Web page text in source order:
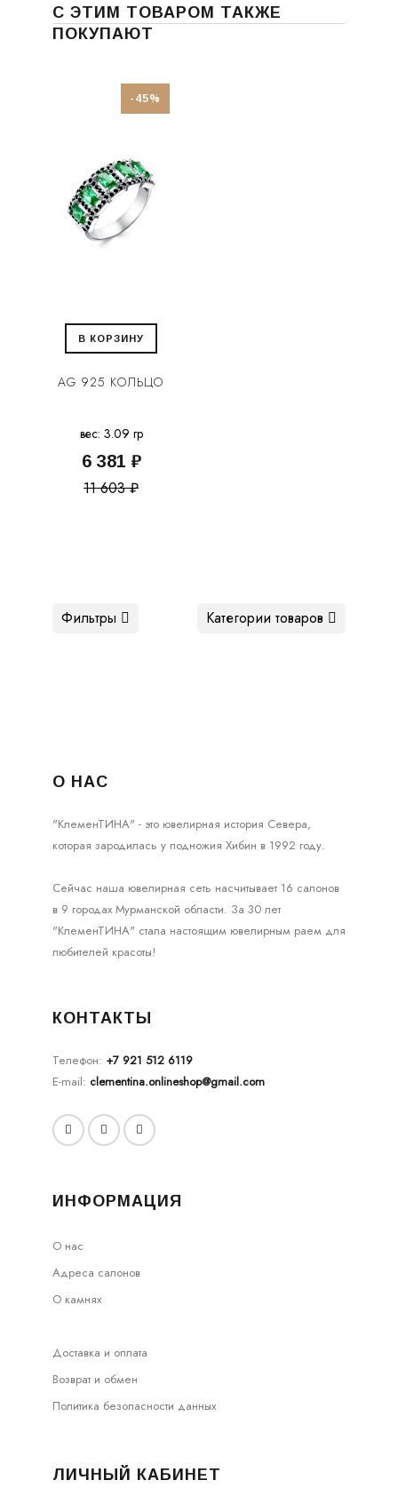
С ЭТИМ ТОВАРОМ ТАКЖЕ
ПОКУПАЮТ
-45%
В КОРЗИНУ
AG 925 КОЛЬЦО
вес: 3.09 гр
6 381 ₽
11 603 ₽
Категории товаров
Фильтры
О НАС
"КлеменТИНА" - это ювелирная история Севера,
которая зародилась у подножия Хибин в 1992 году.
Сейчас наша ювелирная сеть насчитывает 16 салонов
в 9 городах Мурманской области. За 30 лет
"КлеменТИНА" стала настоящим ювелирным раем для
любителей красоты!
КОНТАКТЫ
Телефон: +7 921 512 6119
E-mail: clementina.onlineshop@gmail.com
ИНФОРМАЦИЯ
О нас
Адреса салонов
О камнях
Доставка и оплата
Возврат и обмен
Политика безопасности данных
ЛИЧНЫЙ КАБИНЕТ